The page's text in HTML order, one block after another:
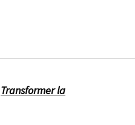
Transformer la